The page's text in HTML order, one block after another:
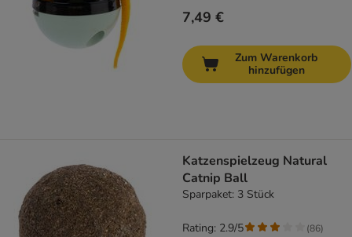
7,49 €
Zum Warenkorb
hinzufügen
Katzenspielzeug Natural
Catnip Ball
Sparpaket: 3 Stück
Rating: 2.9/5 (86)